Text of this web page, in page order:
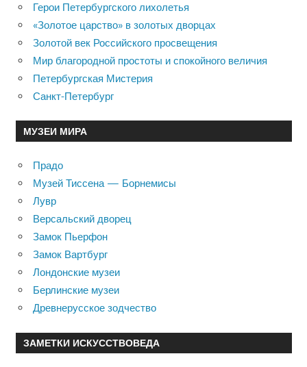
Герои Петербургского лихолетья
«Золотое царство» в золотых дворцах
Золотой век Российского просвещения
Мир благородной простоты и спокойного величия
Петербургская Мистерия
Санкт-Петербург
МУЗЕИ МИРА
Прадо
Музей Тиссена — Борнемисы
Лувр
Версальский дворец
Замок Пьерфон
Замок Вартбург
Лондонские музеи
Берлинские музеи
Древнерусское зодчество
ЗАМЕТКИ ИСКУССТВОВЕДА